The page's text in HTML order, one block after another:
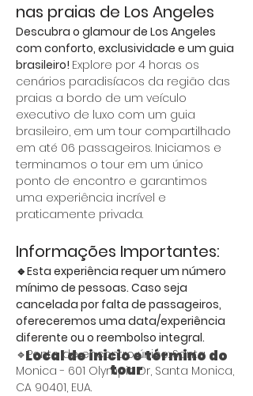
nas praias de Los Angeles
Descubra o glamour de Los Angeles
com conforto, exclusividade e um guia
brasileiro! Explore por 4 horas os
cenários paradisíacos da região das
praias a bordo de um veículo
executivo de luxo com um guia
brasileiro, em um tour compartilhado
em até 06 passageiros. Iniciamos e
terminamos o tour em um único
ponto de encontro e garantimos
uma experiência incrível e
praticamente privada.
Informações Importantes:
🔹Esta experiência requer um número
mínimo de pessoas. Caso seja
cancelada por falta de passageiros,
ofereceremos uma data/experiência
diferente ou o reembolso integral.
🔹Ponto de encontro único: Santa
Monica - 601 Olympic Dr, Santa Monica,
CA 90401, EUA.
Local de inicio e término do
tour